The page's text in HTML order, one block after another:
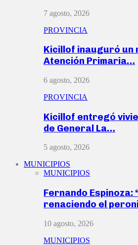
7 agosto, 2026
PROVINCIA
Kicillof inauguró un
Atención Primaria…
6 agosto, 2026
PROVINCIA
Kicillof entregó
de General La…
5 agosto, 2026
MUNICIPIOS
MUNICIPIOS
Fernando Espinoza:
renaciendo el
10 agosto, 2026
MUNICIPIOS